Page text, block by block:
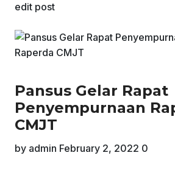
edit post
Pansus Gelar Rapat
Penyempurnaan
CMJT
by admin February 2, 2022 0